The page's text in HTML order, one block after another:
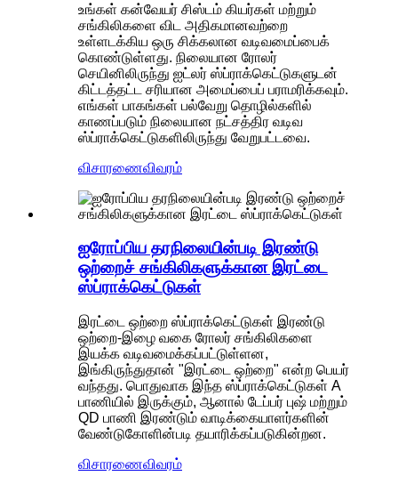
உங்கள் கன்வேயர் சிஸ்டம் கியர்கள் மற்றும்
சங்கிலிகளை விட அதிகமானவற்றை
உள்ளடக்கிய ஒரு சிக்கலான வடிவமைப்பைக்
கொண்டுள்ளது. நிலையான ரோலர்
செயினிலிருந்து ஐட்லர் ஸ்ப்ராக்கெட்டுகளுடன்
கிட்டத்தட்ட சரியான அமைப்பைப் பராமரிக்கவும்.
எங்கள் பாகங்கள் பல்வேறு தொழில்களில்
காணப்படும் நிலையான நட்சத்திர வடிவ
ஸ்ப்ராக்கெட்டுகளிலிருந்து வேறுபட்டவை.
விசாரணைவிவரம்
ஐரோப்பிய தரநிலையின்படி இரண்டு
ஒற்றைச் சங்கிலிகளுக்கான இரட்டை
ஸ்ப்ராக்கெட்டுகள்
இரட்டை ஒற்றை ஸ்ப்ராக்கெட்டுகள் இரண்டு
ஒற்றை-இழை வகை ரோலர் சங்கிலிகளை
இயக்க வடிவமைக்கப்பட்டுள்ளன,
இங்கிருந்துதான் "இரட்டை ஒற்றை" என்ற பெயர்
வந்தது. பொதுவாக இந்த ஸ்ப்ராக்கெட்டுகள் A
பாணியில் இருக்கும், ஆனால் டேப்பர் புஷ் மற்றும்
QD பாணி இரண்டும் வாடிக்கையாளர்களின்
வேண்டுகோளின்படி தயாரிக்கப்படுகின்றன.
விசாரணைவிவரம்